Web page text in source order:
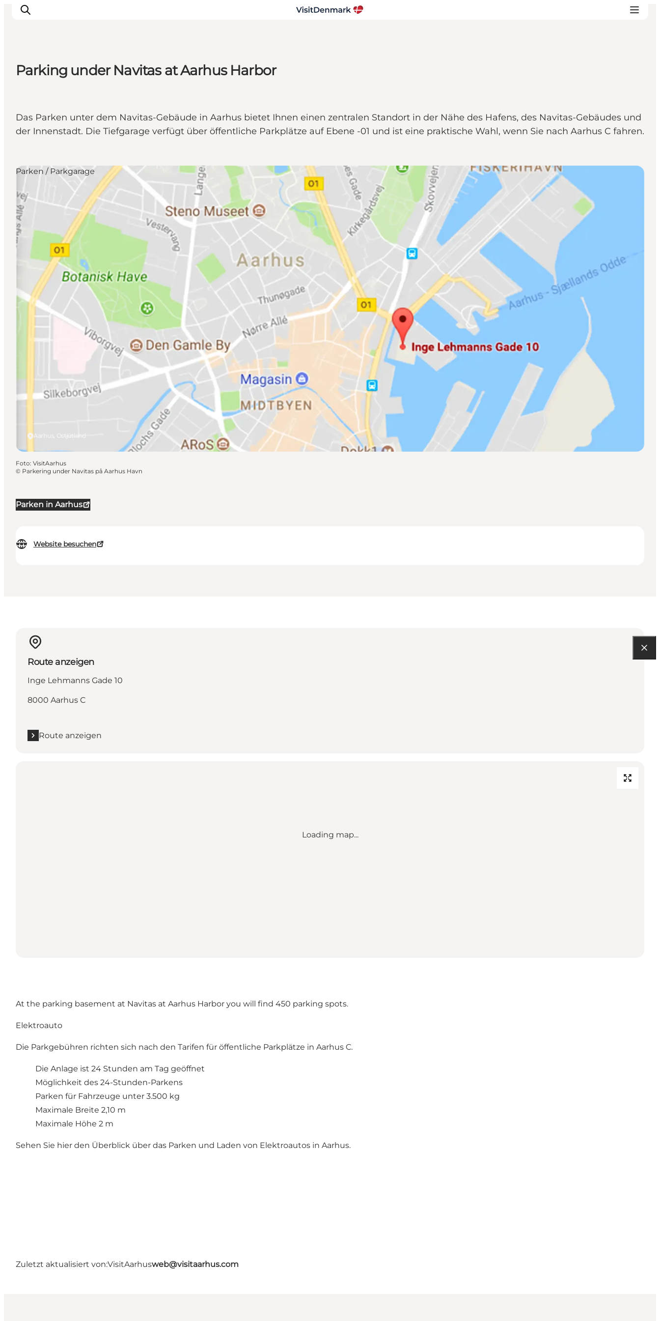
Erlebnisse
Unterkünfte
Parking under Navitas at Aarhus Harbor
Das Parken unter dem Navitas-Gebäude in Aarhus bietet Ihnen einen zentralen Standort in der Nähe des Hafens, des Navitas-Gebäudes und
der Innenstadt. Die Tiefgarage verfügt über öffentliche Parkplätze auf Ebene -01 und ist eine praktische Wahl, wenn Sie nach Aarhus C fahren.
Parken in Aarhus
Website besuchen
Aarhus, Ostjütland
Parken / Parkgarage
Foto: VisitAarhus
© Parkering under Navitas på Aarhus Havn
Route anzeigen
Inge Lehmanns Gade 10
8000 Aarhus C
Route anzeigen
Loading map...
At the parking basement at Navitas at Aarhus Harbor you will find 450 parking spots.
Elektroauto
Die Parkgebühren richten sich nach den Tarifen für öffentliche Parkplätze in Aarhus C.
Die Anlage ist 24 Stunden am Tag geöffnet
Möglichkeit des 24-Stunden-Parkens
Parken für Fahrzeuge unter 3.500 kg
Maximale Breite 2,10 m
Maximale Höhe 2 m
Sehen Sie hier den Überblick über das Parken und Laden von Elektroautos in Aarhus.
Zuletzt aktualisiert von:VisitAarhusweb@visitaarhus.com